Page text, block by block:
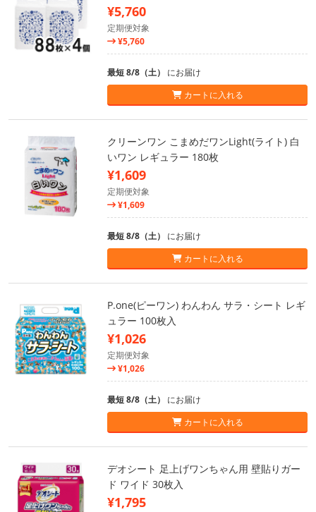
¥5,760
定期便対象
¥5,760
最短 8/8（土） にお届け
カートに入れる
クリーンワン こまめだワンLight(ライト) 白
いワン レギュラー 180枚
¥1,609
定期便対象
¥1,609
最短 8/8（土） にお届け
カートに入れる
P.one(ピーワン) わんわん サラ・シート レギ
ュラー 100枚入
¥1,026
定期便対象
¥1,026
最短 8/8（土） にお届け
カートに入れる
デオシート 足上げワンちゃん用 壁貼りガー
ド ワイド 30枚入
¥1,795